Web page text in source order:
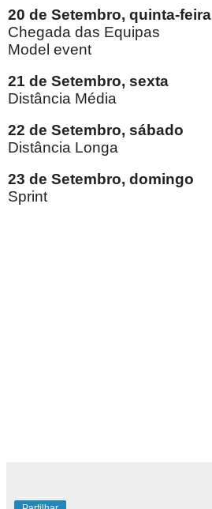
20 de Setembro, quinta-feira
Chegada das Equipas
Model event
21 de Setembro, sexta
Distância Média
22 de Setembro, sábado
Distância Longa
23 de Setembro, domingo
Sprint